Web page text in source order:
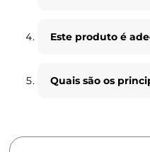
Este produto é
Quais são os